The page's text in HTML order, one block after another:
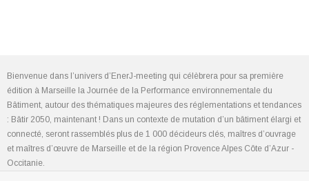
Bienvenue dans l’univers d’EnerJ-meeting qui célèbrera pour sa première
édition à Marseille la Journée de la Performance environnementale du
Bâtiment, autour des thématiques majeures des réglementations et tendances
: Bâtir 2050, maintenant ! Dans un contexte de mutation d’un bâtiment élargi et
connecté, seront rassemblés plus de 1 000 décideurs clés, maîtres d’ouvrage
et maîtres d’œuvre de Marseille et de la région Provence Alpes Côte d’Azur -
Occitanie.